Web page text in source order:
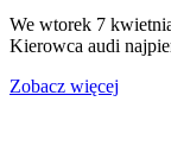
We wtorek 7
Kierowca audi
Zobacz więcej